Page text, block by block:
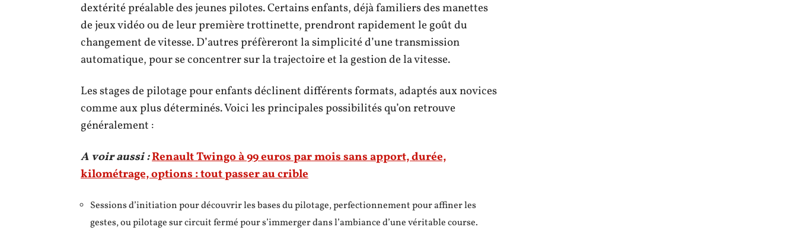
dextérité préalable des jeunes pilotes. Certains enfants, déjà familiers des manettes
de jeux vidéo ou de leur première trottinette, prendront rapidement le goût du
changement de vitesse. D’autres préfèreront la simplicité d’une transmission
automatique, pour se concentrer sur la trajectoire et la gestion de la vitesse.
Les stages de pilotage pour enfants déclinent différents formats, adaptés aux novices
comme aux plus déterminés. Voici les principales possibilités qu’on retrouve
généralement :
A voir aussi :Renault Twingo à 99 euros par mois sans apport, durée,
kilométrage, options : tout passer au crible
Sessions d’initiation pour découvrir les bases du pilotage, perfectionnement pour affiner les
gestes, ou pilotage sur circuit fermé pour s’immerger dans l’ambiance d’une véritable course.